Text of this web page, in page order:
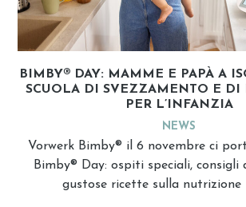
BIMBY® DAY: MAMME E PAPÀ A
SCUOLA DI SVEZZAMENTO E DI
PER L’INFANZIA
NEWS
Vorwerk Bimby® il 6 novembre ci
Bimby® Day: ospiti speciali, consigli
gustose ricette sulla nutrizione